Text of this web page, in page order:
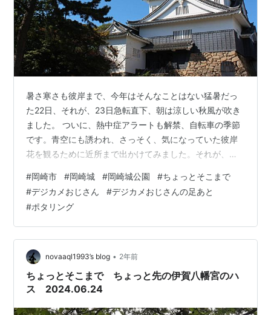
暑さ寒さも彼岸まで、今年はそんなことはない猛暑だっ
た22日、それが、23日急転直下、朝は涼しい秋風が吹き
ました。 ついに、熱中症アラートも解禁、自転車の季節
です。青空にも誘われ、さっそく、気になっていた彼岸
花を観るために近所まで出かけてみました。それが、い
できませんでした。しかたなく、少し足をのばして、岡
崎城公園まで行きました。休日なのに人出が少ないよう
に感じました。青い空、秋風を受けて、気持ちの良いポ
タポタになりました。 温度は自宅軒下の寒暖計からで
す。毎朝、早朝ウオーキング（５時～６時）の前に確認
しています。 岡崎城 自宅軒下、早朝温度（6…
#岡崎市 #岡崎城 #岡崎城公園 #ちょっとそこまで
#デジカメおじさん #デジカメおじさんの足あと
#ポタリング
novaaql1993’s blog • 2年前
ちょっとそこまで ちょっと先の伊賀八幡宮のハ
ス 2024.06.24